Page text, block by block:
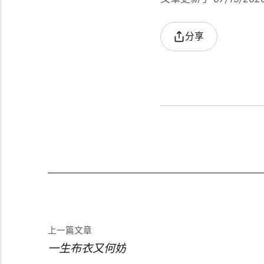
分享
上一篇文章
一生布衣又何妨